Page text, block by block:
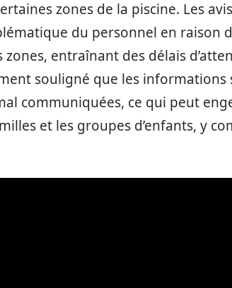
zones de la piscine. Les
du personnel en raison
entraînant des délais
souligné que les informations
communiquées, ce qui peut
et les groupes d’enfants, y